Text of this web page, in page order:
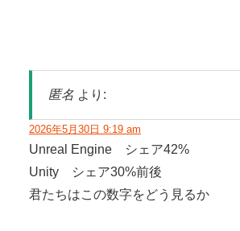
匿名 より:
2026年5月30日 9:19 am
Unreal Engine シェア42%
Unity シェア30%前後
君たちはこの数字をどう見るか